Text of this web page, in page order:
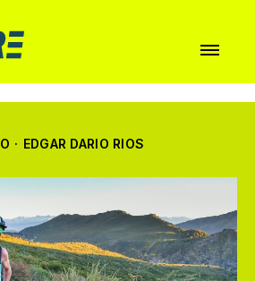
· EDGAR DARIO RIOS